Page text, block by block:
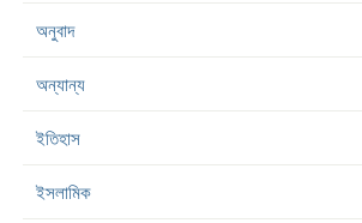
অনুবাদ
অন্যান্য
ইতিহাস
ইসলামিক